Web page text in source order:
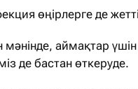
өңірлерге де
аймақтар
де бастан өткеруде.